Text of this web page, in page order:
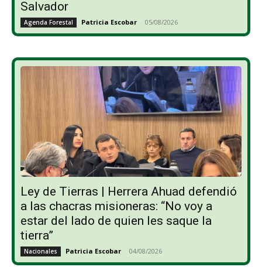
Salvador
Agenda Forestal Patricia Escobar - 05/08/2026
Ley de Tierras | Herrera Ahuad defendió
a las chacras misioneras: “No voy a
estar del lado de quien les saque la
tierra”
Nacionales Patricia Escobar - 04/08/2026